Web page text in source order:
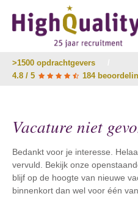
>1500 opdrachtgevers
4.8 / 5
184
Vacature niet
Bedankt voor je interesse.
vervuld. Bekijk onze
blijf op de hoogte van nieuwe
binnenkort dan wel voor één